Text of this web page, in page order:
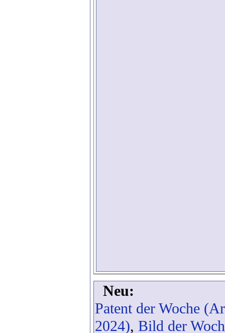
Neu:
Patent der Woche
2024), Bild der